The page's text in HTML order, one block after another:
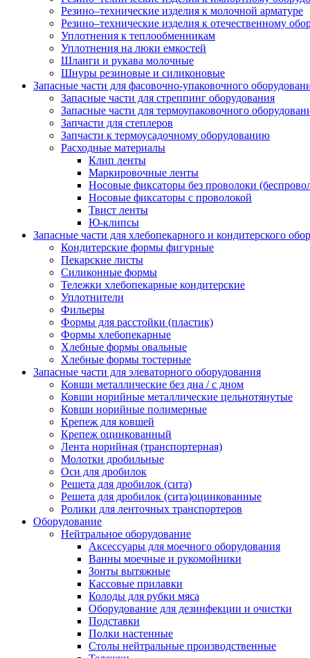
Резино–технические изделия к молочной арматуре
Резино–технические изделия к отечественному
Уплотнения к теплообменникам
Уплотнения на люки емкостей
Шланги и рукава молочные
Шнуры резиновые и силиконовые
Запасные части для фасовочно-упаковочного
Запасные части для стреппинг оборудования
Запасные части для термоупаковочного
Запчасти для степлеров
Запчасти к термоусадочному оборудованию
Расходные материалы
Клип ленты
Маркировочные ленты
Носовые фиксаторы без проволоки
Носовые фиксаторы с проволокой
Твист ленты
Ю-клипсы
Запасные части для хлебопекарного и кондитерского
Кондитерские формы фигурные
Пекарские листы
Силиконные формы
Тележки хлебопекарные кондитерские
Уплотнители
Фильеры
Формы для расстойки (пластик)
Формы хлебопекарные
Хлебные формы овальные
Хлебные формы тостерные
Запасные части для элеваторного оборудования
Ковши металлические без дна / с дном
Ковши норийные металлические цельнотянутые
Ковши норийные полимерные
Крепеж для ковшей
Крепеж оцинкованный
Лента норийная (транспортерная)
Молотки дробильные
Оси для дробилок
Решета для дробилок (сита)
Решета для дробилок (сита)оцинкованные
Ролики для ленточных транспортеров
Оборудование
Нейтральное оборудование
Аксессуары для моечного оборудования
Ванны моечные и рукомойники
Зонты вытяжные
Кассовые прилавки
Колоды для рубки мяса
Оборудование для дезинфекции и очистки
Подставки
Полки настенные
Столы нейтральные производственные